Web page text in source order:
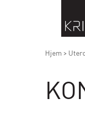
Hjem >